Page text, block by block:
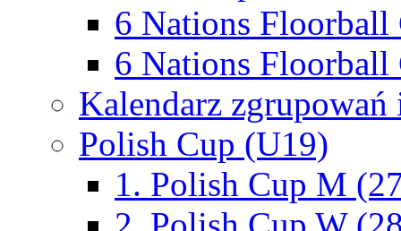
6 Nations Floorball
6 Nations Floorball
Kalendarz
Polish Cup (U19)
1. Polish Cup M